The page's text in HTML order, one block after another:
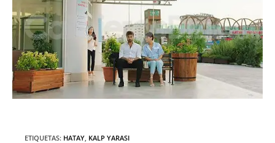
ETIQUETAS: HATAY, KALP YARASI